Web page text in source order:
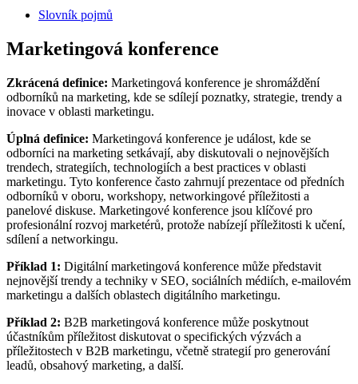
Slovník pojmů
Marketingová konference
Zkrácená definice: Marketingová konference je shromáždění
odborníků na marketing, kde se sdílejí poznatky, strategie, trendy a
inovace v oblasti marketingu.
Úplná definice: Marketingová konference je událost, kde se
odborníci na marketing setkávají, aby diskutovali o nejnovějších
trendech, strategiích, technologiích a best practices v oblasti
marketingu. Tyto konference často zahrnují prezentace od předních
odborníků v oboru, workshopy, networkingové příležitosti a
panelové diskuse. Marketingové konference jsou klíčové pro
profesionální rozvoj marketérů, protože nabízejí příležitosti k učení,
sdílení a networkingu.
Příklad 1: Digitální marketingová konference může představit
nejnovější trendy a techniky v SEO, sociálních médiích, e-mailovém
marketingu a dalších oblastech digitálního marketingu.
Příklad 2: B2B marketingová konference může poskytnout
účastníkům příležitost diskutovat o specifických výzvách a
příležitostech v B2B marketingu, včetně strategií pro generování
leadů, obsahový marketing, a další.